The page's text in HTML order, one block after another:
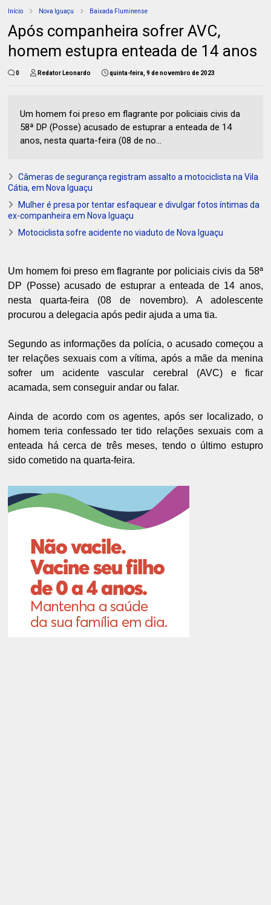
Início Nova Iguaçu Baixada Fluminense
Após companheira sofrer AVC,
homem estupra enteada de 14 anos
0 Redator Leonardo quinta-feira, 9 de novembro de 2023
Um homem foi preso em flagrante por policiais civis da
58ª DP (Posse) acusado de estuprar a enteada de 14
anos, nesta quarta-feira (08 de no...
Câmeras de segurança registram assalto a motociclista na Vila
Cátia, em Nova Iguaçu
Mulher é presa por tentar esfaquear e divulgar fotos íntimas da
ex-companheira em Nova Iguaçu
Motociclista sofre acidente no viaduto de Nova Iguaçu
Um homem foi preso em flagrante por policiais civis da 58ª
DP (Posse) acusado de estuprar a enteada de 14 anos,
nesta quarta-feira (08 de novembro). A adolescente
procurou a delegacia após pedir ajuda a uma tia.
Segundo as informações da polícia, o acusado começou a
ter relações sexuais com a vítima, após a mãe da menina
sofrer um acidente vascular cerebral (AVC) e ficar
acamada, sem conseguir andar ou falar.
Ainda de acordo com os agentes, após ser localizado, o
homem teria confessado ter tido relações sexuais com a
enteada há cerca de três meses, tendo o último estupro
sido cometido na quarta-feira.